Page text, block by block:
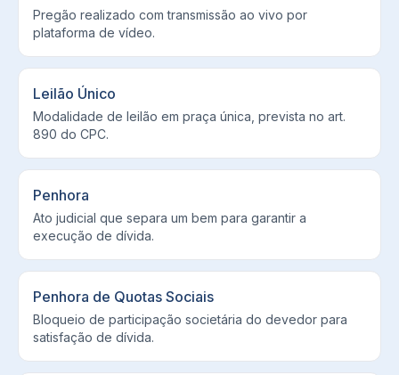
Pregão realizado com transmissão ao vivo por
plataforma de vídeo.
Leilão Único
Modalidade de leilão em praça única, prevista no art.
890 do CPC.
Penhora
Ato judicial que separa um bem para garantir a
execução de dívida.
Penhora de Quotas Sociais
Bloqueio de participação societária do devedor para
satisfação de dívida.